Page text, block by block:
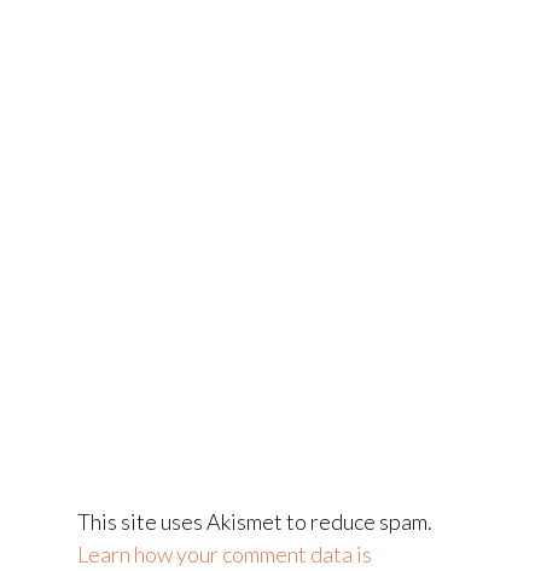
This site uses Akismet to reduce spam.
Learn how your comment data is